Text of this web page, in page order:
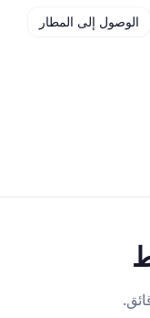
الوصول إلى المطار